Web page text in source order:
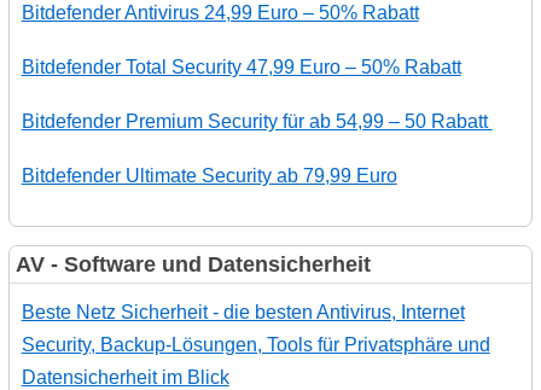
Bitdefender Antivirus 24,99 Euro – 50% Rabatt
Bitdefender Total Security 47,99 Euro – 50% Rabatt
Bitdefender Premium Security für ab 54,99 – 50 Rabatt
Bitdefender Ultimate Security ab 79,99 Euro
AV - Software und Datensicherheit
Beste Netz Sicherheit - die besten Antivirus, Internet
Security, Backup-Lösungen, Tools für Privatsphäre und
Datensicherheit im Blick